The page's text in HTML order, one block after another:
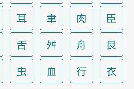
耳 聿 肉
臣
舌 舛 舟
艮
虫 血 行
衣